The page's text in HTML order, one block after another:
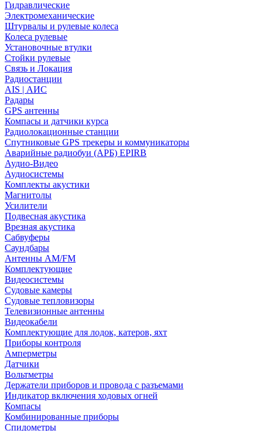
Гидравлические
Электромеханические
Штурвалы и рулевые колеса
Колеса рулевые
Установочные втулки
Стойки рулевые
Связь и Локация
Радиостанции
AIS | АИС
Радары
GPS антенны
Компасы и датчики курса
Радиолокационные станции
Спутниковые GPS трекеры и коммуникаторы
Аварийные радиобуи (АРБ) EPIRB
Аудио-Видео
Аудиосистемы
Комплекты акустики
Магнитолы
Усилители
Подвесная акустика
Врезная акустика
Сабвуферы
Саундбары
Антенны AM/FM
Комплектующие
Видеосистемы
Судовые камеры
Cудовые тепловизоры
Телевизионные антенны
Видеокабели
Комплектующие для лодок, катеров, яхт
Приборы контроля
Амперметры
Датчики
Вольтметры
Держатели приборов и провода с разъемами
Индикатор включения ходовых огней
Компасы
Комбинированные приборы
Спидометры